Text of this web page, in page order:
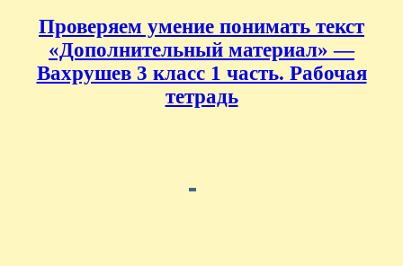
Проверяем умение понимать текст
«Дополнительный материал» —
Вахрушев 3 класс 1 часть. Рабочая
тетрадь